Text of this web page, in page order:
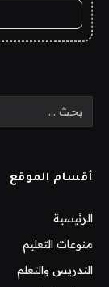
أقسام الموقع
الرئيسية
منوعات التعليم
التدريس والتعلم